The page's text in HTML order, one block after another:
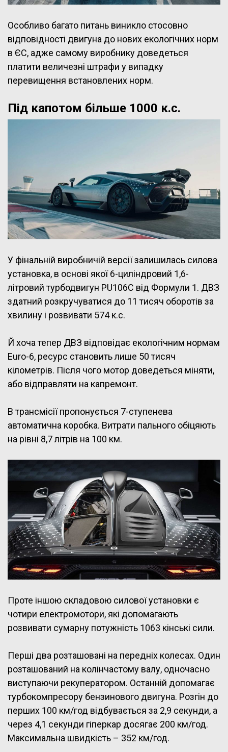
Особливо багато питань виникло стосовно
відповідності двигуна до нових екологічних норм
в ЄС, адже самому виробнику доведеться
платити величезні штрафи у випадку
перевищення встановлених норм.
Під капотом більше 1000 к.с.
У фінальній виробничій версії залишилась силова
установка, в основі якої 6-циліндровий 1,6-
літровий турбодвигун PU106C від Формули 1. ДВЗ
здатний розкручуватися до 11 тисяч оборотів за
хвилину і розвивати 574 к.с.
Й хоча тепер ДВЗ відповідає екологічним нормам
Euro-6, ресурс становить лише 50 тисяч
кілометрів. Після чого мотор доведеться міняти,
або відправляти на капремонт.
В трансмісії пропонується 7-ступенева
автоматична коробка. Витрати пального обіцяють
на рівні 8,7 літрів на 100 км.
Проте іншою складовою силової установки є
чотири електромотори, які допомагають
розвивати сумарну потужність 1063 кінські сили.
Перші два розташовані на передніх колесах. Один
розташований на колінчастому валу, одночасно
виступаючи рекуператором. Останній допомагає
турбокомпресору бензинового двигуна. Розгін до
перших 100 км/год відбувається за 2,9 секунди, а
через 4,1 секунди гіперкар досягає 200 км/год.
Максимальна швидкість – 352 км/год.